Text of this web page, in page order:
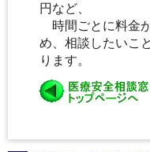
円など、
時間ごとに料金
め、相談したいこ
ります。